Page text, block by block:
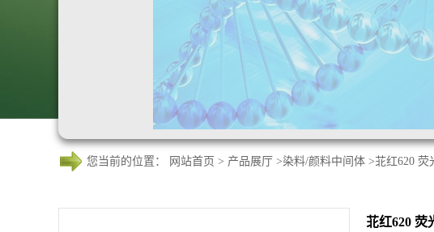
您当前的位置： 网站首页 > 产品展厅 >染料/颜料中间体 >苝红620 荧
苝红620 荧